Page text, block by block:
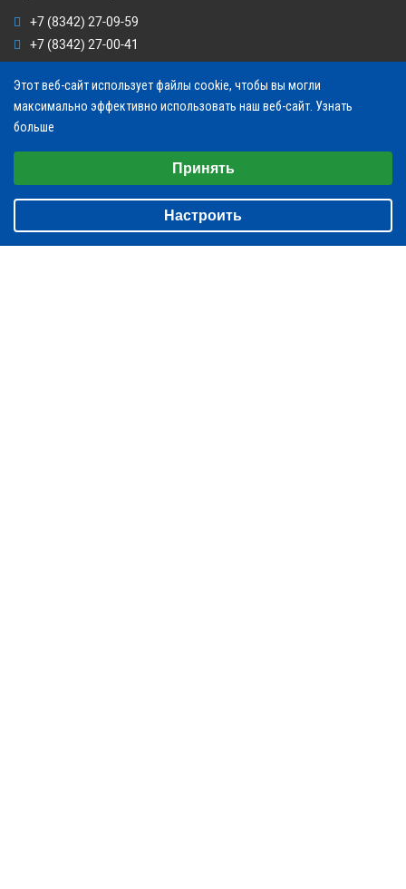
+7 (8342) 27-09-59
+7 (8342) 27-00-41
Этот веб-сайт использует файлы cookie, чтобы вы могли
максимально эффективно использовать наш веб-сайт. Узнать
больше
Аналитические/Функциональные
Принять
Настроить